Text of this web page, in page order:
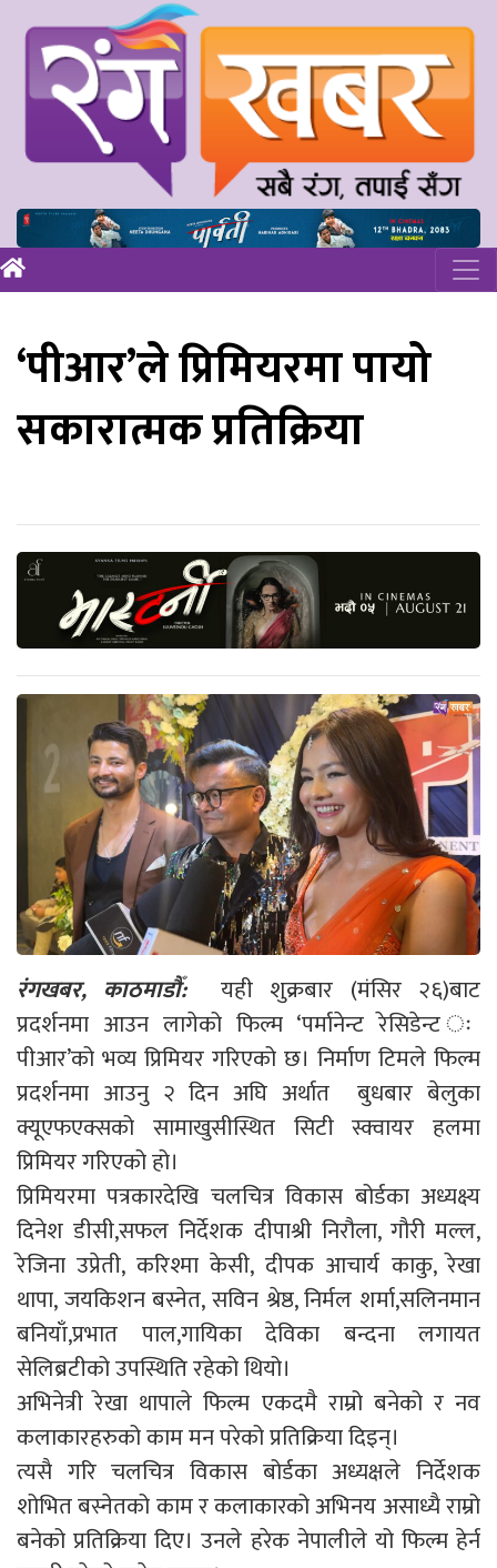
‘पीआर’ले प्रिमियरमा पायो
सकारात्मक प्रतिक्रिया
रंगखबर, काठमाडौँ:यही शुक्रबार (मंसिर २६)बाट
प्रदर्शनमा आउन लागेको फिल्म ‘पर्मानेन्ट रेसिडेन्ट ः
पीआर’को भव्य प्रिमियर गरिएको छ। निर्माण टिमले फिल्म
प्रदर्शनमा आउनु २ दिन अघि अर्थात बुधबार बेलुका
क्यूएफएक्सको सामाखुसीस्थित सिटी स्क्वायर हलमा
प्रिमियर गरिएको हो।
प्रिमियरमा पत्रकारदेखि चलचित्र विकास बोर्डका अध्यक्ष्य
दिनेश डीसी,सफल निर्देशक दीपाश्री निरौला, गौरी मल्ल,
रेजिना उप्रेती, करिश्मा केसी, दीपक आचार्य काकु, रेखा
थापा, जयकिशन बस्नेत, सविन श्रेष्ठ, निर्मल शर्मा,सलिनमान
बनियाँ,प्रभात पाल,गायिका देविका बन्दना लगायत
सेलिब्रटीको उपस्थिति रहेको थियो।
अभिनेत्री रेखा थापाले फिल्म एकदमै राम्रो बनेको र नव
कलाकारहरुको काम मन परेको प्रतिक्रिया दिइन्।
त्यसै गरि चलचित्र विकास बोर्डका अध्यक्षले निर्देशक
शोभित बस्नेतको काम र कलाकारको अभिनय असाध्यै राम्रो
बनेको प्रतिक्रिया दिए। उनले हरेक नेपालीले यो फिल्म हेर्न